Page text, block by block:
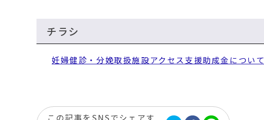
チラシ
妊婦健診・分娩取扱施設アクセス支援助成金について